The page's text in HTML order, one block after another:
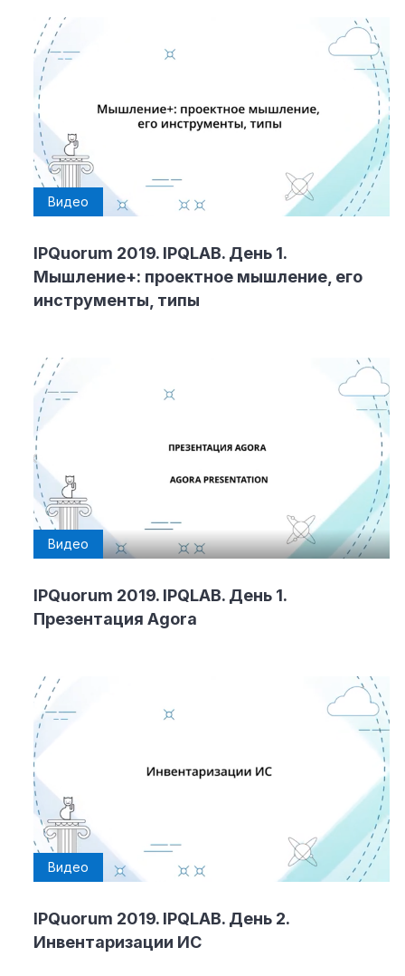
Видео
IPQuorum 2019. IPQLAB. День 1.
Мышление+: проектное мышление, его
инструменты, типы
Видео
IPQuorum 2019. IPQLAB. День 1.
Презентация Agora
Видео
IPQuorum 2019. IPQLAB. День 2.
Инвентаризации ИC